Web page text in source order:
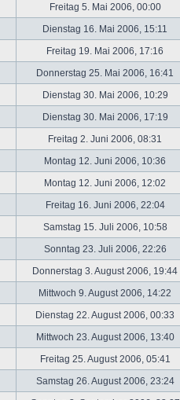
Freitag 5. Mai 2006, 00:00
Dienstag 16. Mai 2006, 15:11
Freitag 19. Mai 2006, 17:16
Donnerstag 25. Mai 2006, 16:41
Dienstag 30. Mai 2006, 10:29
Dienstag 30. Mai 2006, 17:19
Freitag 2. Juni 2006, 08:31
Montag 12. Juni 2006, 10:36
Montag 12. Juni 2006, 12:02
Freitag 16. Juni 2006, 22:04
Samstag 15. Juli 2006, 10:58
Sonntag 23. Juli 2006, 22:26
Donnerstag 3. August 2006, 19:44
Mittwoch 9. August 2006, 14:22
Dienstag 22. August 2006, 00:33
Mittwoch 23. August 2006, 13:40
Freitag 25. August 2006, 05:41
Samstag 26. August 2006, 23:24